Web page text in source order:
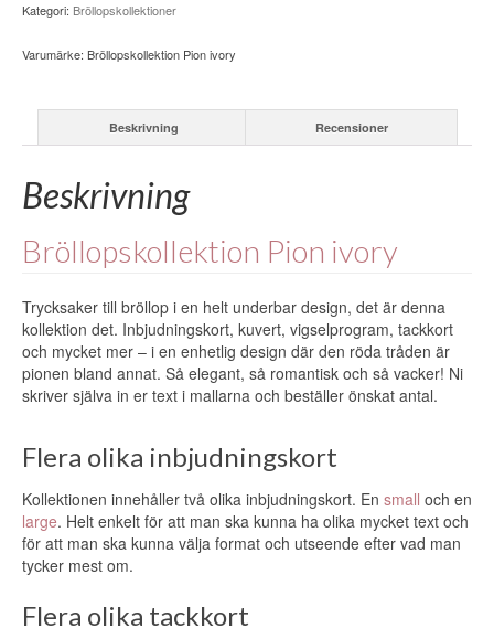
Kategori: Bröllopskollektioner
Varumärke: Bröllopskollektion Pion ivory
Beskrivning Recensioner
Beskrivning
Bröllopskollektion Pion ivory
Trycksaker till bröllop i en helt underbar design, det är denna
kollektion det. Inbjudningskort, kuvert, vigselprogram, tackkort
och mycket mer – i en enhetlig design där den röda tråden är
pionen bland annat. Så elegant, så romantisk och så vacker! Ni
skriver själva in er text i mallarna och beställer önskat antal.
Flera olika inbjudningskort
Kollektionen innehåller två olika inbjudningskort. En small och en
large. Helt enkelt för att man ska kunna ha olika mycket text och
för att man ska kunna välja format och utseende efter vad man
tycker mest om.
Flera olika tackkort